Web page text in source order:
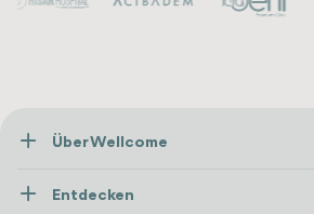
Über Wellcome
Presse
Entdecken